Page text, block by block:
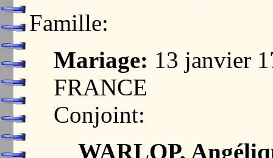
Famille:
Mariage: 13 janvier
FRANCE
Conjoint:
WARLOP,